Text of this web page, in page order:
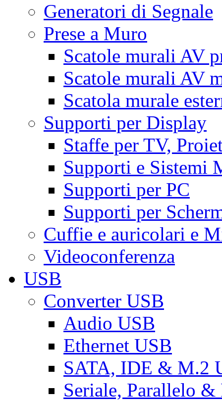
Generatori di Segnale
Prese a Muro
Scatole murali AV
Scatole murali AV
Scatola murale
Supporti per Display
Staffe per TV,
Supporti e Sistemi
Supporti per PC
Supporti per
Cuffie e auricolari e
Videoconferenza
USB
Converter USB
Audio USB
Ethernet USB
SATA, IDE & M.2
Seriale, Parallelo &